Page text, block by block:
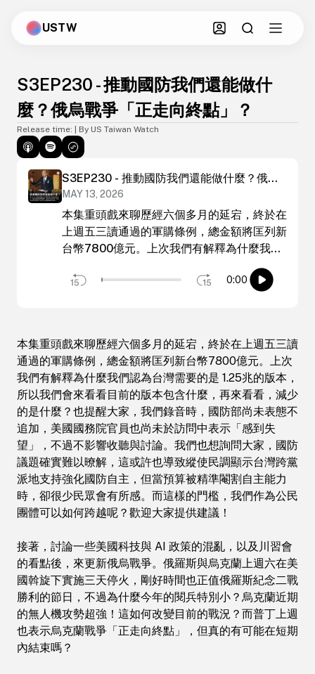
USTW
S3EP230 - 推動國防我們還能做什
麼？俄烏戰爭「正走向終點」？
Release time: | By US Taiwan Watch
S3EP230 - 推動國防我們還能做什麼？俄烏
戰爭「正走向終點」？
MAY 13, 2026
本集重頭戲來聊歷經六個多月的延宕，終於在
上週五三讀通過的軍購條例，總金額將匡列新
台幣7800億元。上次我們有解釋為什麼我們
認為台灣需要的是 1.25兆的版本，所以我們
會來看看目前的版本包含什麼，再來看看，減
討論。我們也想詢問大家，國防議題確實難以
暸解，這或許也導致縱使民調顯示台灣跨黨派
地支持強化國防自主，但當預算被精準閹割自
主能力時，卻很少民眾會有所感。而這樣的門
檻，我們作為公民團體可以如何跨越呢？歡迎
大家提供建議！ 接著，討論一些美國科技與
AI 政策的混亂，以及川習會的看點後，來更
新俄烏戰爭。俄羅斯與烏克蘭上週六在美國斡
旋下實施三天停火，剛好時間也正值俄羅斯紀
念二戰勝利的節日，不過為什麼今年的閱兵特
別小？烏克蘭近期的無人機攻勢超強！這如何
爭「正走向終點」，但真的有可能在短期內結
束嗎？ 最後美國新聞，繼續關注美國走火入
魔的選區劃分以及年底的期中選舉。上週
Podcast提到，美國最高法院大幅削弱《投票
權法》（Voting Rights Act），而這週我們
會分享維吉尼亞州最高法院又推翻一項原本有
利民主黨的四席選區重劃案。兩項進展的結果
0:00
本集重頭戲來聊歷經六個多月的延宕，終於在上週五三讀
通過的軍購條例，總金額將匡列新台幣7800億元。上次
我們有解釋為什麼我們認為台灣需要的是 1.25兆的版本，
所以我們會來看看目前的版本包含什麼，再來看看，減少
的是什麼？也提醒大家，我們錄音時，國防部尚未表態不
追加，美國國務院官員也尚未於訪問中表示「感到失
望」，不過不影響收聽與討論。我們也想詢問大家，國防
議題確實難以暸解，這或許也導致縱使民調顯示台灣跨黨
派地支持強化國防自主，但當預算被精準閹割自主能力
時，卻很少民眾會有所感。而這樣的門檻，我們作為公民
團體可以如何跨越呢？歡迎大家提供建議！
接著，討論一些美國科技與 AI 政策的混亂，以及川習會
的看點後，來更新俄烏戰爭。俄羅斯與烏克蘭上週六在美
國斡旋下實施三天停火，剛好時間也正值俄羅斯紀念二戰
勝利的節日，不過為什麼今年的閱兵特別小？烏克蘭近期
的無人機攻勢超強！這如何改變目前的戰況？而普丁上週
也表示烏克蘭戰爭「正走向終點」，但真的有可能在短期
內結束嗎？